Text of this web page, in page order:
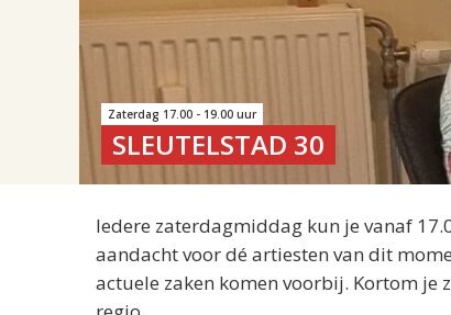
Zaterdag 17.00 - 19.00 uur
SLEUTELSTAD 30
Iedere zaterdagmiddag kun je vanaf
aandacht voor dé artiesten van dit
actuele zaken komen voorbij. Kortom je